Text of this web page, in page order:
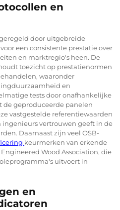
en
door uitgebreide
een consistente prestatie over
en marktregio's heen. De
toezicht op prestatienormen
waaronder
en
tests door onafhankelijke
geproduceerde panelen
vastgestelde referentiewaarden
vertrouwen geeft in de
Daarnaast zijn veel OSB-
keurmerken van erkende
Wood Association, die
uitvoert in
en